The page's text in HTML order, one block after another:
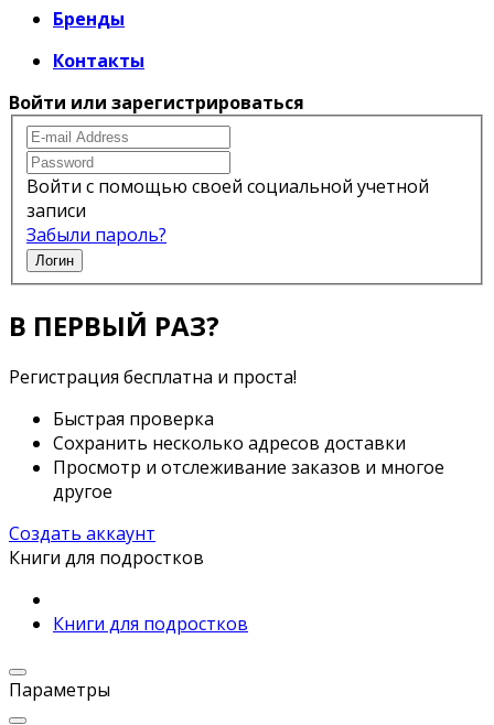
Бренды
Контакты
Войти или зарегистрироваться
Войти с помощью своей социальной учетной
записи
Забыли пароль?
Логин
В ПЕРВЫЙ РАЗ?
Регистрация бесплатна и проста!
Быстрая проверка
Сохранить несколько адресов доставки
Просмотр и отслеживание заказов и многое
другое
Создать аккаунт
Книги для подростков
Книги для подростков
Параметры